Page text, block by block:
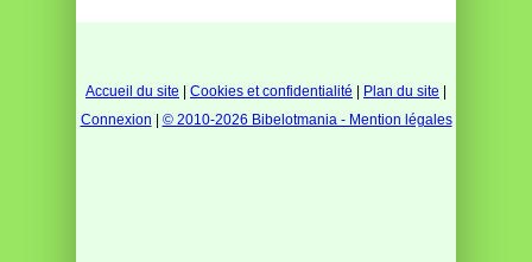
Accueil du site Cookies et confidentialité Plan du site
Connexion
© 2010-2026 Bibelotmania - Mention légales